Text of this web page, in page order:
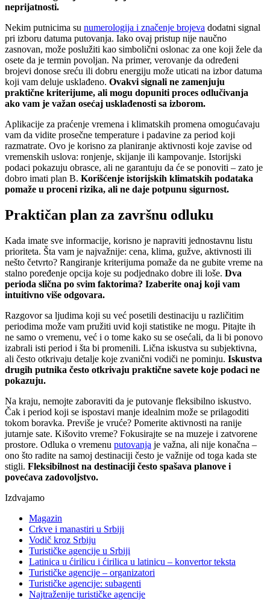
neprijatnosti.
Nekim putnicima su numerologija i značenje brojeva dodatni signal
pri izboru datuma putovanja. Iako ovaj pristup nije naučno
zasnovan, može poslužiti kao simbolični oslonac za one koji žele da
osete da je termin povoljan. Na primer, verovanje da određeni
brojevi donose sreću ili dobru energiju može uticati na izbor datuma
koji vam deluje usklađeno. Ovakvi signali ne zamenjuju
praktične kriterijume, ali mogu dopuniti proces odlučivanja
ako vam je važan osećaj usklađenosti sa izborom.
Aplikacije za praćenje vremena i klimatskih promena omogućavaju
vam da vidite prosečne temperature i padavine za period koji
razmatrate. Ovo je korisno za planiranje aktivnosti koje zavise od
vremenskih uslova: ronjenje, skijanje ili kampovanje. Istorijski
podaci pokazuju obrasce, ali ne garantuju da će se ponoviti – zato je
dobro imati plan B. Korišćenje istorijskih klimatskih podataka
pomaže u proceni rizika, ali ne daje potpunu sigurnost.
Praktičan plan za završnu odluku
Kada imate sve informacije, korisno je napraviti jednostavnu listu
prioriteta. Šta vam je najvažnije: cena, klima, gužve, aktivnosti ili
nešto četvrto? Rangiranje kriterijuma pomaže da ne gubite vreme na
stalno poređenje opcija koje su podjednako dobre ili loše. Dva
perioda slična po svim faktorima? Izaberite onaj koji vam
intuitivno više odgovara.
Razgovor sa ljudima koji su već posetili destinaciju u različitim
periodima može vam pružiti uvid koji statistike ne mogu. Pitajte ih
ne samo o vremenu, već i o tome kako su se osećali, da li bi ponovo
izabrali isti period i šta bi promenili. Lična iskustva su subjektivna,
ali često otkrivaju detalje koje zvanični vodiči ne pominju. Iskustva
drugih putnika često otkrivaju praktične savete koje podaci ne
pokazuju.
Na kraju, nemojte zaboraviti da je putovanje fleksibilno iskustvo.
Čak i period koji se ispostavi manje idealnim može se prilagoditi
tokom boravka. Previše je vruće? Pomerite aktivnosti na ranije
jutarnje sate. Kišovito vreme? Fokusirajte se na muzeje i zatvorene
prostore. Odluka o vremenu putovanja je važna, ali nije konačna –
ono što radite na samoj destinaciji često je važnije od toga kada ste
stigli. Fleksibilnost na destinaciji često spašava planove i
povećava zadovoljstvo.
Izdvajamo
Magazin
Crkve i manastiri u Srbiji
Vodič kroz Srbiju
Turističke agencije u Srbiji
Latinica u ćirilicu i ćirilica u latinicu – konvertor teksta
Turističke agencije – organizatori
Turističke agencije: subagenti
Najtraženije turističke agencije